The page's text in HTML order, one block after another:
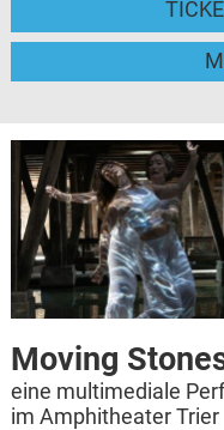
Moving
eine multimediale
im Amphitheater Trier